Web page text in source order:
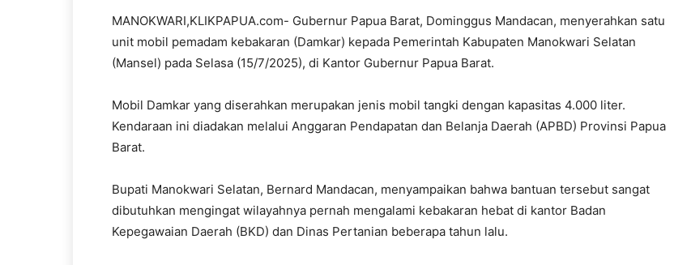
MANOKWARI,KLIKPAPUA.com- Gubernur Papua Barat, Dominggus Mandacan, menyerahkan satu
unit mobil pemadam kebakaran (Damkar) kepada Pemerintah Kabupaten Manokwari Selatan
(Mansel) pada Selasa (15/7/2025), di Kantor Gubernur Papua Barat.
Mobil Damkar yang diserahkan merupakan jenis mobil tangki dengan kapasitas 4.000 liter.
Kendaraan ini diadakan melalui Anggaran Pendapatan dan Belanja Daerah (APBD) Provinsi Papua
Barat.
Bupati Manokwari Selatan, Bernard Mandacan, menyampaikan bahwa bantuan tersebut sangat
dibutuhkan mengingat wilayahnya pernah mengalami kebakaran hebat di kantor Badan
Kepegawaian Daerah (BKD) dan Dinas Pertanian beberapa tahun lalu.